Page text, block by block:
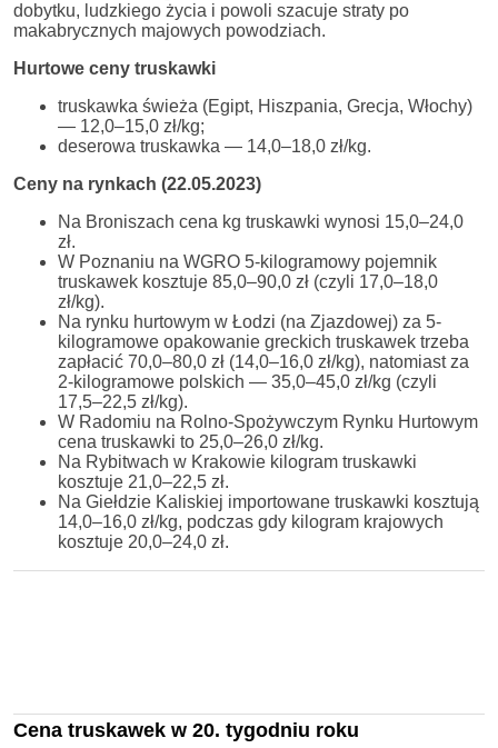
dobytku, ludzkiego życia i powoli szacuje straty po
makabrycznych majowych powodziach.
Hurtowe ceny truskawki
truskawka świeża (Egipt, Hiszpania, Grecja, Włochy)
— 12,0–15,0 zł/kg;
deserowa truskawka — 14,0–18,0 zł/kg.
Ceny na rynkach (22.05.2023)
Na Broniszach cena kg truskawki wynosi 15,0–24,0
zł.
W Poznaniu na WGRO 5-kilogramowy pojemnik
truskawek kosztuje 85,0–90,0 zł (czyli 17,0–18,0
zł/kg).
Na rynku hurtowym w Łodzi (na Zjazdowej) za 5-
kilogramowe opakowanie greckich truskawek trzeba
zapłacić 70,0–80,0 zł (14,0–16,0 zł/kg), natomiast za
2-kilogramowe polskich — 35,0–45,0 zł/kg (czyli
17,5–22,5 zł/kg).
W Radomiu na Rolno-Spożywczym Rynku Hurtowym
cena truskawki to 25,0–26,0 zł/kg.
Na Rybitwach w Krakowie kilogram truskawki
kosztuje 21,0–22,5 zł.
Na Giełdzie Kaliskiej importowane truskawki kosztują
14,0–16,0 zł/kg, podczas gdy kilogram krajowych
kosztuje 20,0–24,0 zł.
Cena truskawek w 20. tygodniu roku